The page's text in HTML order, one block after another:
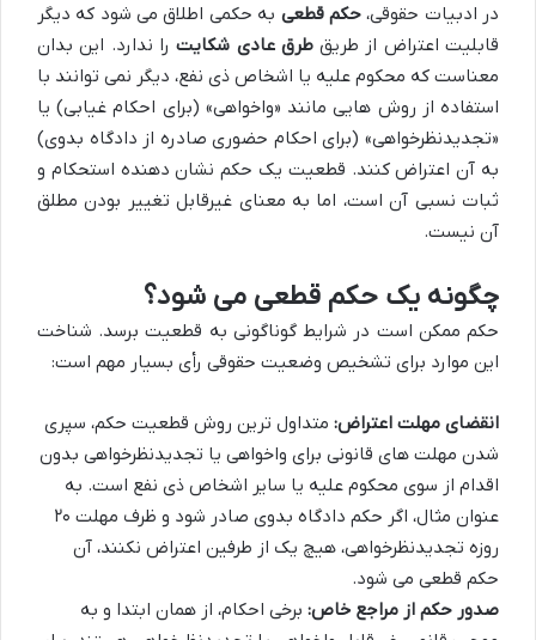
در ادبیات حقوقی،حکم قطعی به حکمی اطلاق می شود که دیگر
قابلیت اعتراض از طریقطرق عادی شکایترا ندارد. این بدان
معناست که محکوم علیه یا اشخاص ذی نفع، دیگر نمی توانند با
استفاده از روش هایی مانند «واخواهی» (برای احکام غیابی) یا
«تجدیدنظرخواهی» (برای احکام حضوری صادره از دادگاه بدوی)
به آن اعتراض کنند. قطعیت یک حکم نشان دهنده استحکام و
ثبات نسبی آن است، اما به معنای غیرقابل تغییر بودن مطلق
آن نیست.
چگونه یک حکم قطعی می شود؟
حکم ممکن است در شرایط گوناگونی به قطعیت برسد. شناخت
این موارد برای تشخیص وضعیت حقوقی رأی بسیار مهم است:
انقضای مهلت اعتراض: متداول ترین روش قطعیت حکم، سپری
شدن مهلت های قانونی برای واخواهی یا تجدیدنظرخواهی بدون
اقدام از سوی محکوم علیه یا سایر اشخاص ذی نفع است. به
عنوان مثال، اگر حکم دادگاه بدوی صادر شود و ظرف مهلت ۲۰
روزه تجدیدنظرخواهی، هیچ یک از طرفین اعتراض نکنند، آن
حکم قطعی می شود.
صدور حکم از مراجع خاص: برخی احکام، از همان ابتدا و به